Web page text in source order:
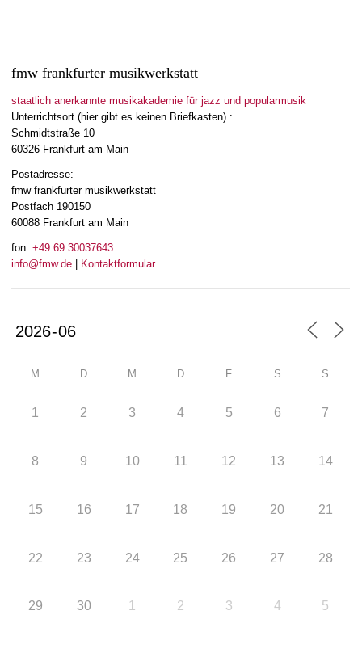
fmw frankfurter musikwerkstatt
staatlich anerkannte musikakademie für jazz und popularmusik
Unterrichtsort (hier gibt es keinen Briefkasten) :
Schmidtstraße 10
60326 Frankfurt am Main
Postadresse:
fmw frankfurter musikwerkstatt
Postfach 190150
60088 Frankfurt am Main
fon: +49 69 30037643
info@fmw.de
Kontaktformular
M D M D F S S
1 2 3 4 5 6 7
8 9 10 11 12 13 14
15 16 17 18 19 20 21
22 23 24 25 26 27 28
29 30 1 2 3 4 5